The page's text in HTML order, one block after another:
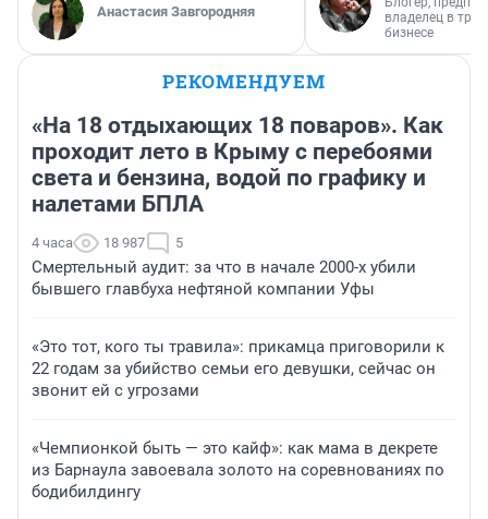
Анастасия Завгородняя
владелец в
бизнесе
РЕКОМЕНДУЕМ
«На 18 отдыхающих 18 поваров». Как
проходит лето в Крыму с перебоями
света и бензина, водой по графику и
налетами БПЛА
4 часа 18 987 5
Смертельный аудит: за что в начале 2000-х убили
бывшего главбуха нефтяной компании Уфы
«Это тот, кого ты травила»: прикамца приговорили к
22 годам за убийство семьи его девушки, сейчас он
звонит ей с угрозами
«Чемпионкой быть — это кайф»: как мама в декрете
из Барнаула завоевала золото на соревнованиях по
бодибилдингу